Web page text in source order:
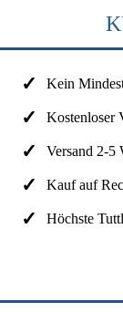
Kein
Kostenloser
Versand 2-5
Kauf auf
Höchste